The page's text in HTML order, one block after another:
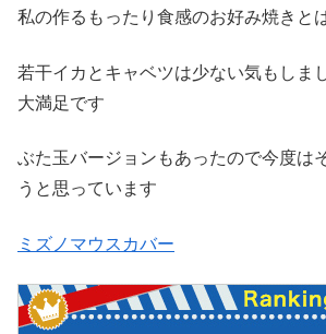
私の作るもったり食感のお好み焼きと
若干イカとキャベツは少ない気もしま
大満足です
ぶた玉バージョンもあったので今度は
うと思っています
ミズノマウスカバー